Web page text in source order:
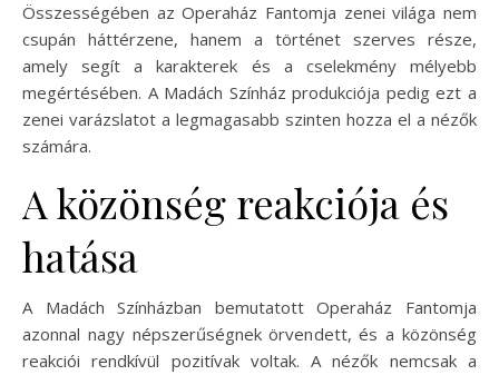
Összességében az Operaház Fantomja zenei világa nem
csupán háttérzene, hanem a történet szerves része,
amely segít a karakterek és a cselekmény mélyebb
megértésében. A Madách Színház produkciója pedig ezt a
zenei varázslatot a legmagasabb szinten hozza el a nézők
számára.
A közönség reakciója és
hatása
A Madách Színházban bemutatott Operaház Fantomja
azonnal nagy népszerűségnek örvendett, és a közönség
reakciói rendkívül pozitívak voltak. A nézők nemcsak a